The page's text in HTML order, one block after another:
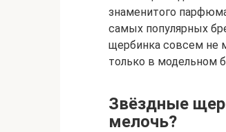
знаменитого
самых популярных
щербинка совсем не
только в модельном
Звёздные
мелочь?